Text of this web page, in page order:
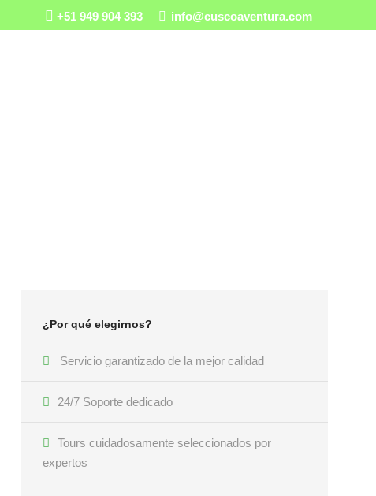
+51 949 904 393 info@cuscoaventura.com
¿Por qué elegirnos?
Servicio garantizado de la mejor calidad
24/7 Soporte dedicado
Tours cuidadosamente seleccionados por
expertos